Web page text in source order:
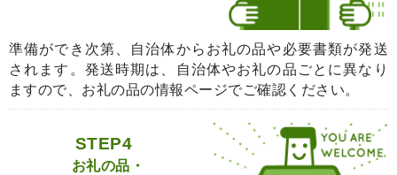
準備ができ次第、自治体からお礼の品や必要書類が発送
されます。発送時期は、自治体やお礼の品ごとに異なり
ますので、お礼の品の情報ページでご確認ください。
STEP4
お礼の品・